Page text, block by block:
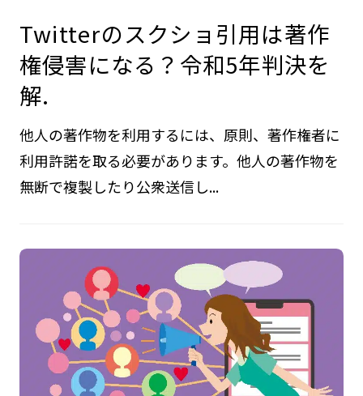
Twitterのスクショ引用は著作
権侵害になる？令和5年判決を
解.
他人の著作物を利用するには、原則、著作権者に
利用許諾を取る必要があります。他人の著作物を
無断で複製したり公衆送信し...